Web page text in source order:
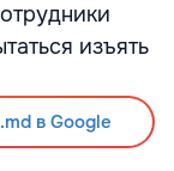
изъять
в Google